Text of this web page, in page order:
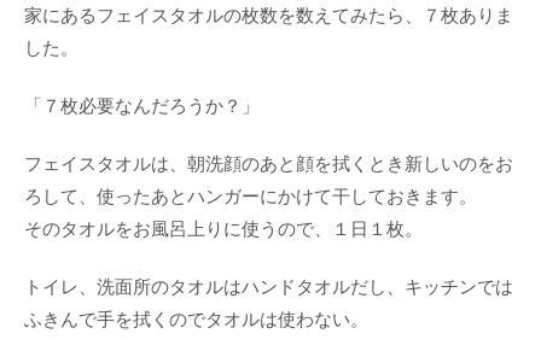
家にあるフェイスタオルの枚数を数えてみたら、７枚ありま
した。
「７枚必要なんだろうか？」
フェイスタオルは、朝洗顔のあと顔を拭くとき新しいのをお
ろして、使ったあとハンガーにかけて干しておきます。
そのタオルをお風呂上りに使うので、１日１枚。
トイレ、洗面所のタオルはハンドタオルだし、キッチンでは
ふきんで手を拭くのでタオルは使わない。